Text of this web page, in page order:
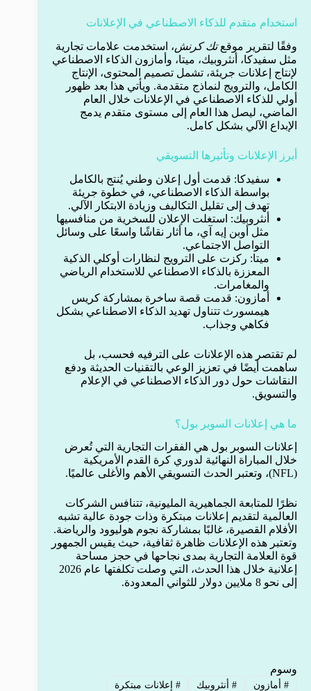
استخدام متقدم للذكاء الاصطناعي في الإعلانات
وفقًا لتقرير موقعتك كرنش، استخدمت علامات تجارية
مثل سفيدكا، أنثروبيك، ميتا، وأمازون الذكاء الاصطناعي
لإنتاج إعلانات جريئة، تشمل تصميم المحتوى، الإنتاج
الكامل، والترويج لنماذج متقدمة. ويأتي هذا بعد ظهور
أولي للذكاء الاصطناعي في الإعلانات خلال العام
الماضي، ليصل هذا العام إلى مستوى متقدم يدمج
الإبداع الآلي بشكل كامل.
أبرز الإعلانات وتأثيرها التسويقي
سفيدكا: قدمت أول إعلان وطني يُنتج بالكامل
بواسطة الذكاء الاصطناعي، في خطوة جريئة
تهدف إلى تقليل التكاليف وزيادة الابتكار الآلي.
أنثروبيك: استغلت الإعلان للسخرية من منافسيها
مثل أوبن إيه آي، ما أثار نقاشًا واسعًا على وسائل
التواصل الاجتماعي.
ميتا: ركزت على الترويج لنظارات أوكلي الذكية
المعززة بالذكاء الاصطناعي للاستخدام الرياضي
والمغامرات.
أمازون: قدمت قصة ساخرة بمشاركة كريس
هيمسورث تتناول تهديد الذكاء الاصطناعي بشكل
فكاهي وجذاب.
لم تقتصر هذه الإعلانات على الترفيه فحسب، بل
ساهمت أيضًا في تعزيز الوعي بالتقنيات الحديثة ودفع
النقاشات حول دور الذكاء الاصطناعي في الإعلام
والتسويق.
ما هي إعلانات السوبر بول؟
إعلانات السوبر بول هي الفقرات التجارية التي تُعرض
خلال المباراة النهائية لدوري كرة القدم الأمريكية
(NFL)، وتعتبر الحدث التسويقي الأهم والأغلى عالميًا.
نظرًا للمتابعة الجماهيرية المليونية، تتنافس الشركات
العالمية لتقديم إعلانات مبتكرة وذات جودة عالية تشبه
الأفلام القصيرة، غالبًا بمشاركة نجوم هوليوود والرياضة.
وتعتبر هذه الإعلانات ظاهرة ثقافية، حيث يقيس الجمهور
قوة العلامة التجارية بمدى نجاحها في حجز مساحة
إعلانية خلال هذا الحدث، التي وصلت تكلفتها عام 2026
إلى نحو 8 ملايين دولار للثواني المعدودة.
وسوم
#أمازون #أنثروبيك # إعلانات مبتكرة